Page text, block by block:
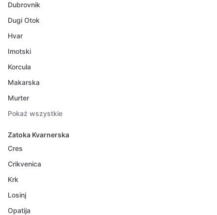
Dubrovnik
Dugi Otok
Hvar
Imotski
Korcula
Makarska
Murter
Pokaż wszystkie
Zatoka Kvarnerska
Cres
Crikvenica
Krk
Losinj
Opatija